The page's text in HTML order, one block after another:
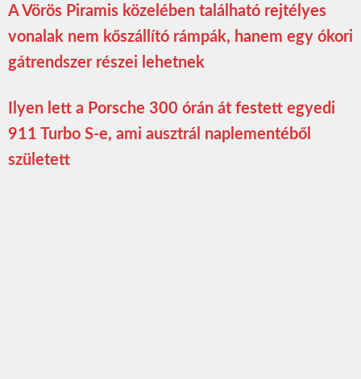
A Vörös Piramis közelében található rejtélyes
vonalak nem kőszállító rámpák, hanem egy ókori
gátrendszer részei lehetnek
Ilyen lett a Porsche 300 órán át festett egyedi
911 Turbo S-e, ami ausztrál naplementéből
született